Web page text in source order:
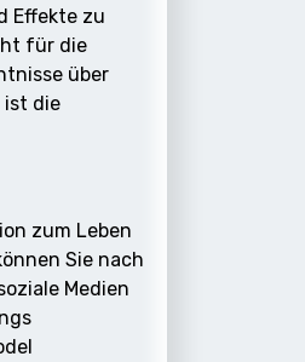
Effekte zu
für die
über
ist die
zum Leben
Sie nach
Medien